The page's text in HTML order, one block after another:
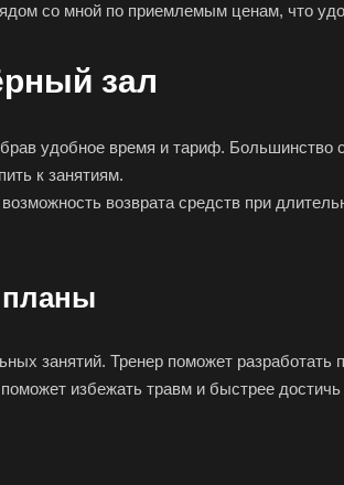
со мной по приемлемым ценам, что
зал
удобное время и тариф. Большинство
к занятиям.
возврата средств при
планы
занятий. Тренер поможет
избежать травм и быстрее